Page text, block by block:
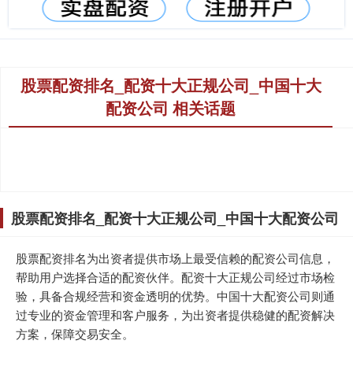
股票配资排名_配资十大正规公司_中国十大
配资公司 相关话题
股票配资排名_配资十大正规公司_中国十大配资公司
股票配资排名为出资者提供市场上最受信赖的配资公司信息，
帮助用户选择合适的配资伙伴。配资十大正规公司经过市场检
验，具备合规经营和资金透明的优势。中国十大配资公司则通
过专业的资金管理和客户服务，为出资者提供稳健的配资解决
方案，保障交易安全。